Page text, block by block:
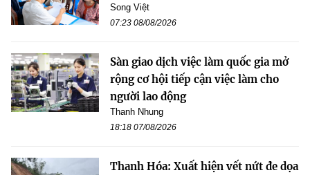
Song Việt
07:23 08/08/2026
Sàn giao dịch việc làm quốc gia mở
rộng cơ hội tiếp cận việc làm cho
người lao động
Thanh Nhung
18:18 07/08/2026
Thanh Hóa: Xuất hiện vết nứt đe dọa